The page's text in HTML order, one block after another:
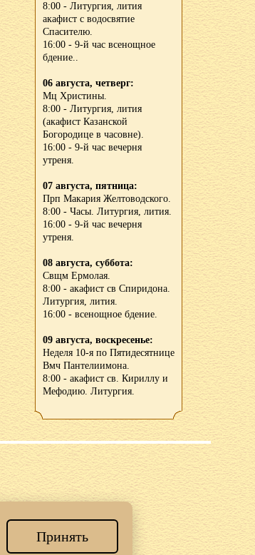
8:00 - Литургия, лития
акафист с водосвятие
Спасителю.
16:00 - 9-й час всенощное
бдение..
06 августа, четверг:
Мц Христины.
8:00 - Литургия, лития
(акафист Казанской
Богородице в часовне).
16:00 - 9-й час вечерня
утреня.
07 августа, пятница:
Прп Макария Желтоводского.
8:00 - Часы. Литургия, лития.
16:00 - 9-й час вечерня
утреня.
08 августа, суббота:
Свщм Ермолая.
8:00 - акафист св Спиридона.
Литургия, лития.
16:00 - всенощное бдение.
09 августа, воскресенье:
Неделя 10-я по Пятидесятнице
Вмч Пантелиимона.
8:00 - акафист св. Кириллу и
Мефодию. Литургия.
Принять